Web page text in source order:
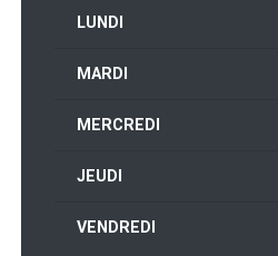
LUNDI
MARDI
MERCREDI
JEUDI
VENDREDI